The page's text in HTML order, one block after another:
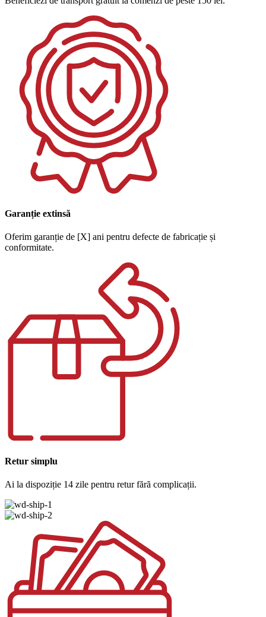
Garanție extinsă
Oferim garanție de [X] ani pentru defecte de fabricație și
conformitate.
Retur simplu
Ai la dispoziție 14 zile pentru retur fără complicații.